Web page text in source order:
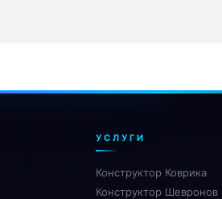
УСЛУГИ
Конструктор Коврика
Конструктор Шевронов